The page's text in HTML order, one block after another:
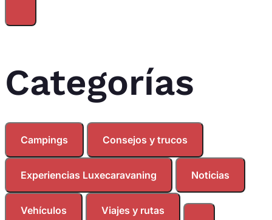
Categorías
Campings Consejos y trucos
Experiencias Luxecaravaning Noticias
Vehículos Viajes y rutas